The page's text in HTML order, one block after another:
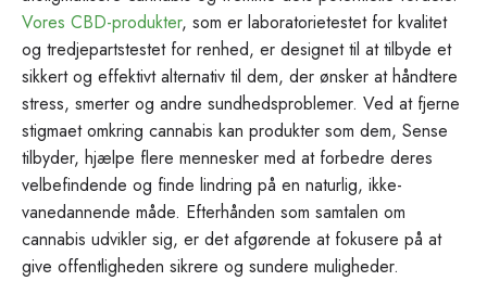
Vores CBD-produkter, som er laboratorietestet for kvalitet
og tredjepartstestet for renhed, er designet til at tilbyde et
sikkert og effektivt alternativ til dem, der ønsker at håndtere
stress, smerter og andre sundhedsproblemer. Ved at fjerne
stigmaet omkring cannabis kan produkter som dem, Sense
tilbyder, hjælpe flere mennesker med at forbedre deres
velbefindende og finde lindring på en naturlig, ikke-
vanedannende måde. Efterhånden som samtalen om
cannabis udvikler sig, er det afgørende at fokusere på at
give offentligheden sikrere og sundere muligheder.